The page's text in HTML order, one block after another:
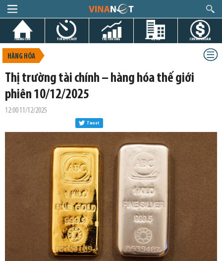
TRANG CHỦ TIN GIỜ CHÓT THỊ TRƯỜNG DỰ ÁN CHỨNG KHOÁN
HÀNG HÓA
Thị trường tài chính – hàng hóa thế giới
phiên 10/12/2025
12:00 11/12/2025
Tweet